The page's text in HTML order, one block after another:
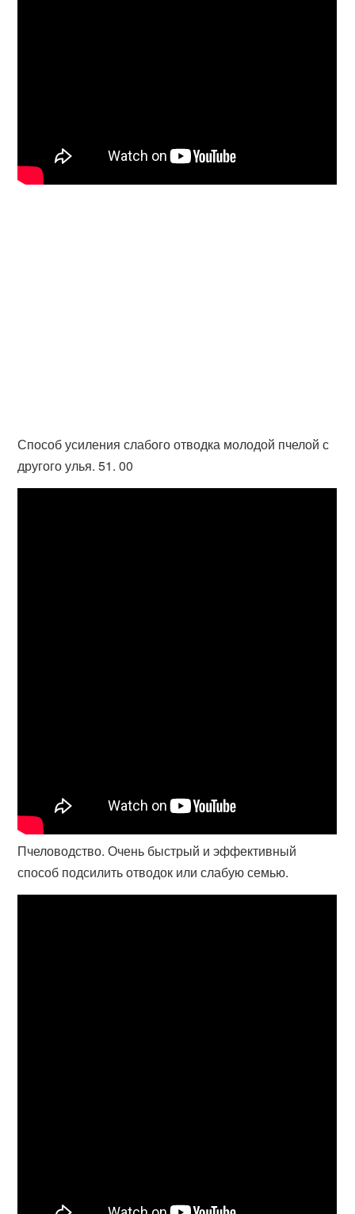
Способ усиления слабого отводка молодой пчелой с
другого улья. 51. 00
Пчеловодство. Очень быстрый и эффективный
способ подсилить отводок или слабую семью.